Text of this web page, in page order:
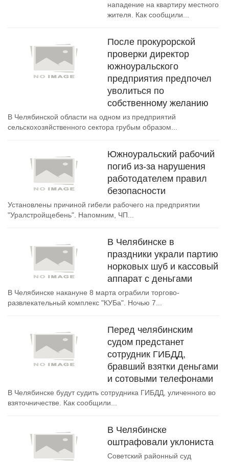
нападение на квартиру местного
жителя. Как сообщили...
После прокурорской
проверки директор
южноуральского
предприятия предпочел
уволиться по
собственному желанию
В Челябинской области на одном из предприятий
сельскохозяйственного сектора грубым образом...
Южноуральский рабочий
погиб из-за нарушения
работодателем правил
безопасности
Установлены причиной гибели рабочего на предприятии
"Уралстройщебень". Напомним, ЧП...
В Челябинске в
праздники украли партию
норковых шуб и кассовый
аппарат с деньгами
В Челябинске накануне 8 марта ограбили торгово-
развлекательный комплекс "КУБа". Ночью 7...
Перед челябинским
судом предстанет
сотрудник ГИБДД,
бравший взятки деньгами
и сотовыми телефонами
В Челябинске будут судить сотрудника ГИБДД, уличенного во
взяточничестве. Как сообщили...
В Челябинске
оштрафовали уклониста
Советский районный суд